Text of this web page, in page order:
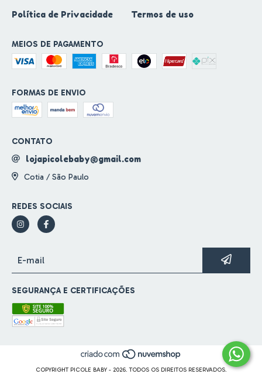
Política de Privacidade Termos de uso
MEIOS DE PAGAMENTO
FORMAS DE ENVIO
CONTATO
lojapicolebaby@gmail.com
Cotia / São Paulo
REDES SOCIAIS
SEGURANÇA E CERTIFICAÇÕES
COPYRIGHT PICOLE BABY - 2026. TODOS OS DIREITOS RESERVADOS.